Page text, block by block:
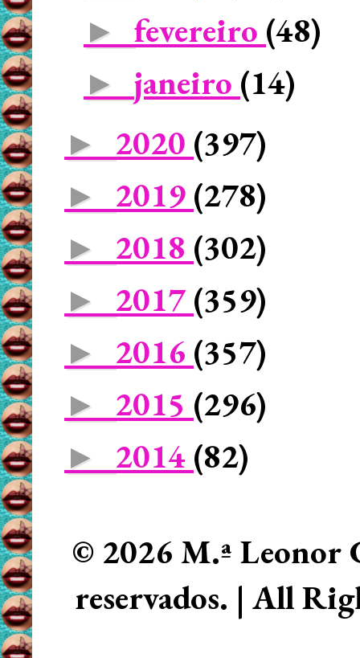
► fevereiro (48)
► janeiro (14)
► 2020 (397)
► 2019 (278)
► 2018 (302)
► 2017 (359)
► 2016 (357)
► 2015 (296)
► 2014 (82)
© 2026 M.ª Leonor
reservados. | All